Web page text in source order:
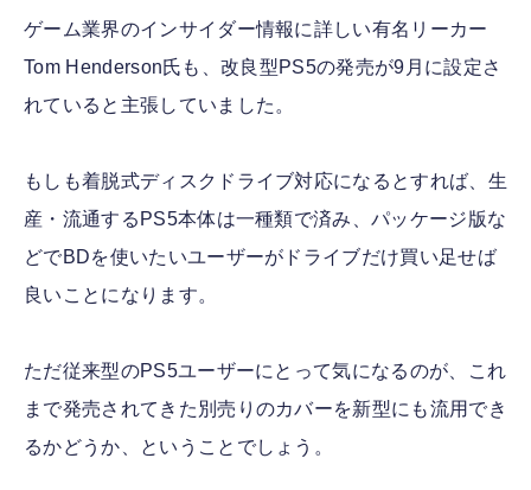
ゲーム業界のインサイダー情報に詳しい有名リーカー
Tom Henderson氏も、改良型PS5の発売が9月に設定さ
れていると主張していました。
もしも着脱式ディスクドライブ対応になるとすれば、生
産・流通するPS5本体は一種類で済み、パッケージ版な
どでBDを使いたいユーザーがドライブだけ買い足せば
良いことになります。
ただ従来型のPS5ユーザーにとって気になるのが、これ
まで発売されてきた別売りのカバーを新型にも流用でき
るかどうか、ということでしょう。